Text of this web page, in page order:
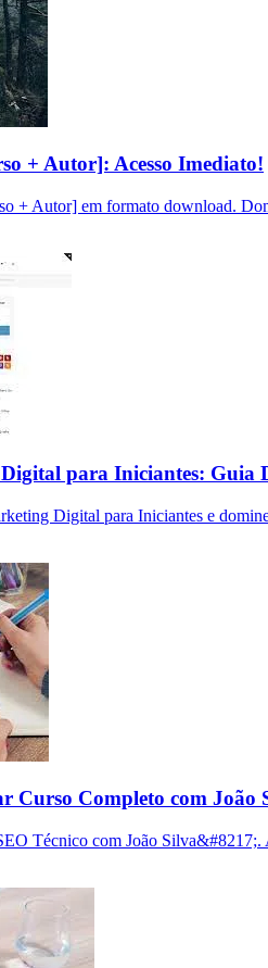
+ Autor]: Acesso Imediato!
+ Autor] em formato download.
para Iniciantes: Guia
Digital para Iniciantes e
Curso Completo com João
Técnico com João